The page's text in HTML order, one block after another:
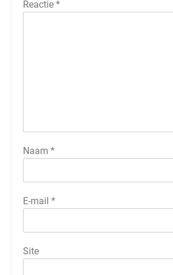
Reactie *
Naam *
E-mail *
Site